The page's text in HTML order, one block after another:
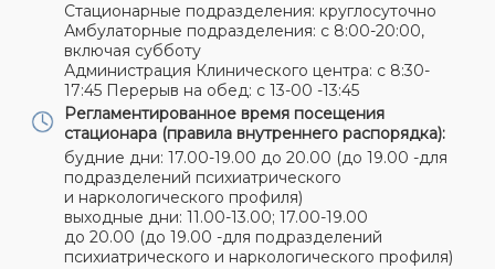
Стационарные подразделения: круглосуточно
Амбулаторные подразделения: с 8:00-20:00,
включая субботу
Администрация Клинического центра: с 8:30-
17:45 Перерыв на обед: с 13-00 -13:45
Регламентированное время посещения
стационара (правила внутреннего распорядка):
будние дни: 17.00-19.00 до 20.00 (до 19.00 -для
подразделений психиатрического
и наркологического профиля)
выходные дни: 11.00-13.00; 17.00-19.00
до 20.00 (до 19.00 -для подразделений
психиатрического и наркологического профиля)